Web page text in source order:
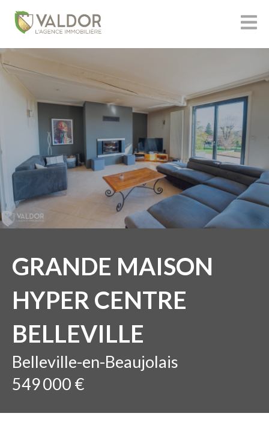
GRANDE MAISON
HYPER CENTRE
BELLEVILLE
Belleville-en-Beaujolais
549 000 €